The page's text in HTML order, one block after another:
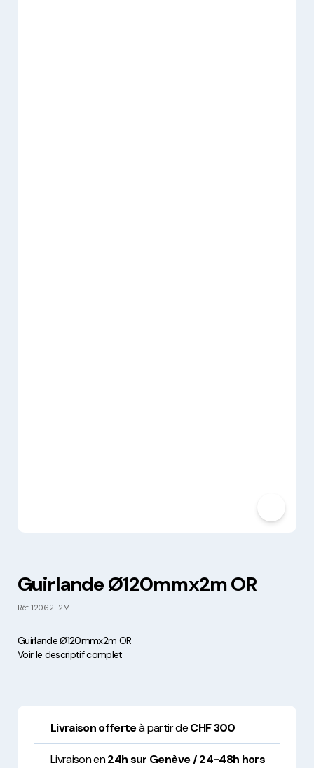
Guirlande Ø120mmx2m OR
Réf 12062-2M
Guirlande Ø120mmx2m OR
Voir le descriptif complet
Livraison offerteà partir deCHF 300
Livraison en24h sur Genève / 24-48h hors